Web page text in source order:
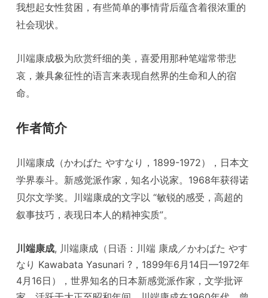
我想起女性贫困，有些简单的事情背后蕴含着很浓重的
社会现状。
川端康成极为欣赏纤细的美，喜爱用那种笔端常带悲
哀，兼具象征性的语言来表现自然界的生命和人的宿
命。
作者简介
川端康成（かわばた やすなり，1899-1972），日本文
学界泰斗。新感觉派作家，知名小说家。1968年获得诺
贝尔文学奖。川端康成的文字以 “敏锐的感受，高超的
叙事技巧，表现日本人的精神实质”。
川端康成, 川端康成（日语：川端 康成／かわばた やす
なり Kawabata Yasunari ?，1899年6月14日—1972年
4月16日），世界知名的日本新感觉派作家，文学批评